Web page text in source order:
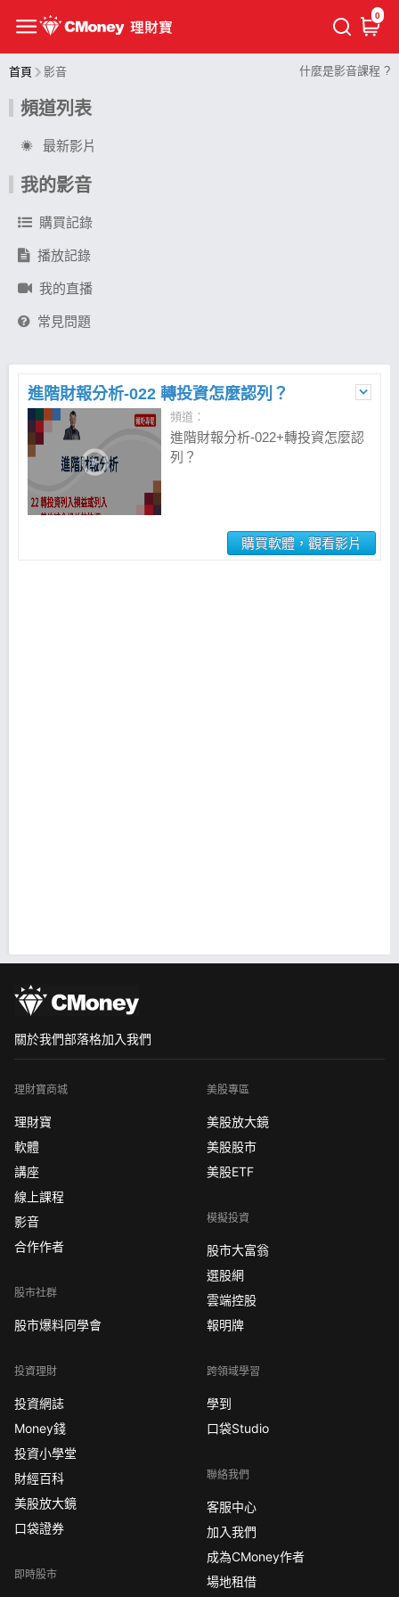
0
首頁 影音 什麼是影音課程 ?
頻道列表
最新影片
我的影音
購買記錄
播放記錄
我的直播
常見問題
進階財報分析-022 轉投資怎麼認列？
頻道：
進階財報分析-022+轉投資怎麼認
列？
購買軟體，觀看影片
關於我們部落格加入我們
理財寶商城
理財寶
軟體
講座
線上課程
影音
合作作者
股市社群
股市爆料同學會
投資理財
投資網誌
Money錢
投資小學堂
財經百科
美股放大鏡
口袋證券
即時股市
美股專區
美股放大鏡
美股股市
美股ETF
模擬投資
股市大富翁
選股網
雲端控股
報明牌
跨領域學習
學到
口袋Studio
聯絡我們
客服中心
加入我們
成為CMoney作者
場地租借